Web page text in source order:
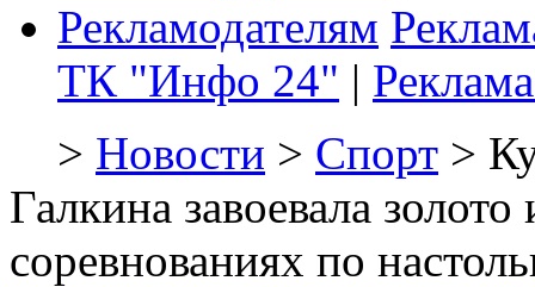
Рекламодателям
ТК "Инфо 24" |
> Новости > Спорт >
Галкина завоевала
соревнованиях по